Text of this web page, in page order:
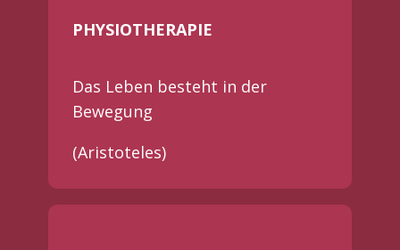
PHYSIOTHERAPIE
Das Leben besteht in der
Bewegung
(Aristoteles)